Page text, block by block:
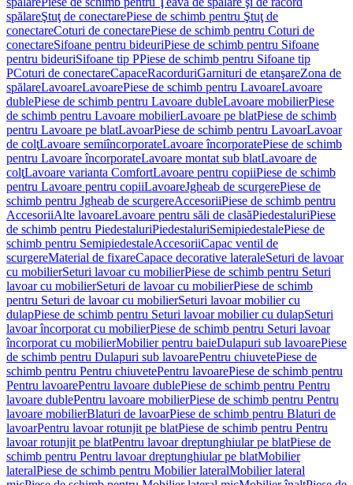
spălareŞtuţ de conectarePiese de schimb pentru Ştuţ de
conectareCoturi de conectarePiese de schimb pentru Coturi de
conectareSifoane pentru bideuriPiese de schimb pentru Sifoane
pentru bideuriSifoane tip PPiese de schimb pentru Sifoane tip
PCoturi de conectareCapaceRacorduriGarnituri de etanşareZona de
spălareLavoareLavoarePiese de schimb pentru LavoareLavoare
dublePiese de schimb pentru Lavoare dubleLavoare mobilierPiese
de schimb pentru Lavoare mobilierLavoare pe blatPiese de schimb
pentru Lavoare pe blatLavoarPiese de schimb pentru LavoarLavoar
de colţLavoare semiîncorporateLavoare încorporatePiese de schimb
pentru Lavoare încorporateLavoare montat sub blatLavoare de
colţLavoare varianta ComfortLavoare pentru copiiPiese de schimb
pentru Lavoare pentru copiiLavoareJgheab de scurgerePiese de
schimb pentru Jgheab de scurgereAccesoriiPiese de schimb pentru
AccesoriiAlte lavoareLavoare pentru săli de clasăPiedestaluriPiese
de schimb pentru PiedestaluriPiedestaluriSemipiedestalePiese de
schimb pentru SemipiedestaleAccesoriiCapac ventil de
scurgereMaterial de fixareCapace decorative lateraleSeturi de lavoar
cu mobilierSeturi lavoar cu mobilierPiese de schimb pentru Seturi
lavoar cu mobilierSeturi de lavoar cu mobilierPiese de schimb
pentru Seturi de lavoar cu mobilierSeturi lavoar mobilier cu
dulapPiese de schimb pentru Seturi lavoar mobilier cu dulapSeturi
lavoar încorporat cu mobilierPiese de schimb pentru Seturi lavoar
încorporat cu mobilierMobilier pentru baieDulapuri sub lavoarePiese
de schimb pentru Dulapuri sub lavoarePentru chiuvetePiese de
schimb pentru Pentru chiuvetePentru lavoarePiese de schimb pentru
Pentru lavoarePentru lavoare dublePiese de schimb pentru Pentru
lavoare dublePentru lavoare mobilierPiese de schimb pentru Pentru
lavoare mobilierBlaturi de lavoarPiese de schimb pentru Blaturi de
lavoarPentru lavoar rotunjit pe blatPiese de schimb pentru Pentru
lavoar rotunjit pe blatPentru lavoar dreptunghiular pe blatPiese de
schimb pentru Pentru lavoar dreptunghiular pe blatMobilier
lateralPiese de schimb pentru Mobilier lateralMobilier lateral